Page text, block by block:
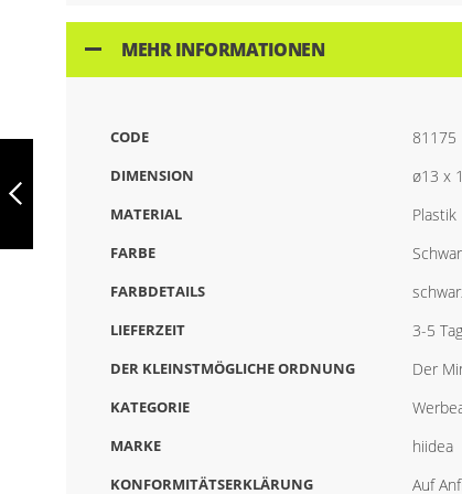
RUTSCHFESTER
KUGELSCHREIBER,
MEHR INFORMATIONEN
CODE 81175
DIMENSION ø13 x
MATERIAL Plastik
FARBE
FARBDETAILS
LIEFERZEIT 3-5
DER KLEINSTMÖGLICHE ORDNUNG Der
KATEGORIE
MARKE hiidea
KONFORMITÄTSERKLÄRUNG Auf